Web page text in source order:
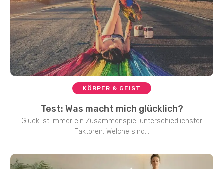
KÖRPER & GEIST
Test: Was macht mich glücklich?
Glück ist immer ein Zusammenspiel unterschiedlichster
Faktoren. Welche sind...